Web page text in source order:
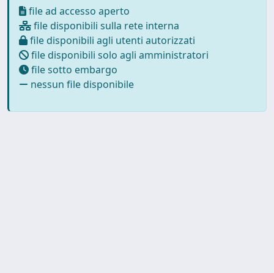
file ad accesso aperto
file disponibili sulla rete interna
file disponibili agli utenti autorizzati
file disponibili solo agli amministratori
file sotto embargo
nessun file disponibile